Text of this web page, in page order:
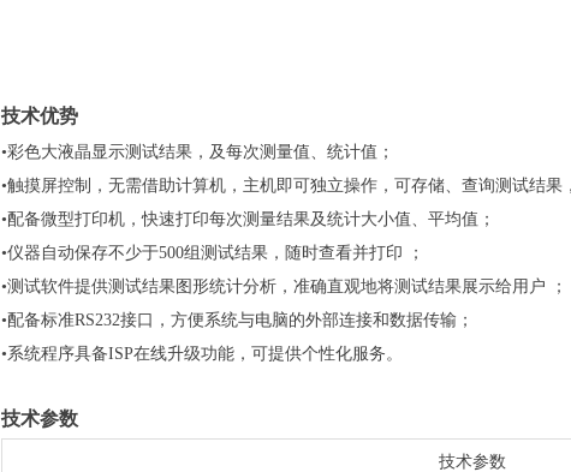
技术优势
•彩色大液晶显示测试结果，及每次测量值、统计值；
•触摸屏控制，无需借助计算机，主机即可独立操作，可存储、查询测试结果
•配备微型打印机，快速打印每次测量结果及统计大小值、平均值；
•仪器自动保存不少于500组测试结果，随时查看并打印 ；
•测试软件提供测试结果图形统计分析，准确直观地将测试结果展示给用户 ；
•配备标准RS232接口，方便系统与电脑的外部连接和数据传输；
•系统程序具备ISP在线升级功能，可提供个性化服务。
技术参数
技术参数